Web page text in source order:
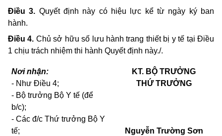
Điều 3. Quyết định này có hiệu lực kể từ ngày ký ban
hành.
Điều 4. Chủ sở hữu số lưu hành trang thiết bị y tế tại Điều
1 chịu trách nhiệm thi hành Quyết định này./.
Nơi nhận:
- Như Điều 4;
- Bộ trưởng Bộ Y tế (để
b/c);
- Các đ/c Thứ trưởng Bộ Y
tế;
KT. BỘ TRƯỞNG
THỨ TRƯỞNG
Nguyễn Trường Sơn